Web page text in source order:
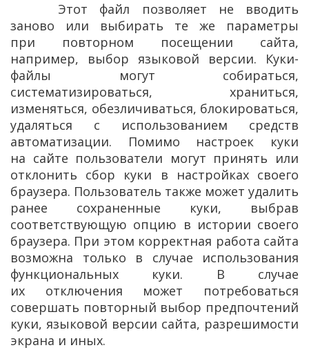
Этот файл позволяет не вводить
заново или выбирать те же параметры
при повторном посещении сайта,
например, выбор языковой версии. Куки-
файлы могут собираться,
систематизироваться, храниться,
изменяться, обезличиваться, блокироваться,
удаляться с использованием средств
автоматизации. Помимо настроек куки
на сайте пользователи могут принять или
отклонить сбор куки в настройках своего
браузера. Пользователь также может удалить
ранее сохраненные куки, выбрав
соответствующую опцию в истории своего
браузера. При этом корректная работа сайта
возможна только в случае использования
функциональных куки. В случае
их отключения может потребоваться
совершать повторный выбор предпочтений
куки, языковой версии сайта, разрешимости
экрана и иных.